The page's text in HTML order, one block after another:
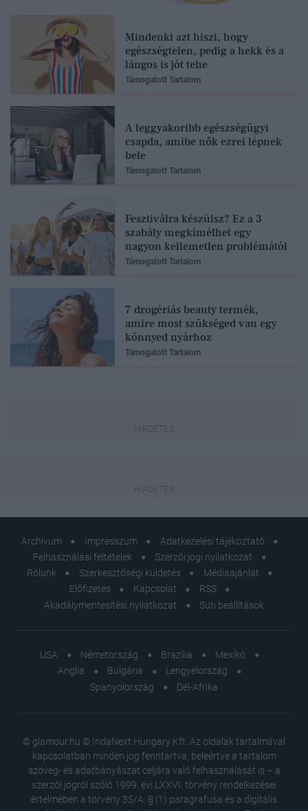
Mindenki azt hiszi, hogy
egészségtelen, pedig a hekk és a
lángos is jót tehe
Támogatott Tartalom
A leggyakoribb egészségügyi
csapda, amibe nők ezrei lépnek
bele
Támogatott Tartalom
Fesztiválra készülsz? Ez a 3
szabály megkímélhet egy
nagyon kellemetlen problémától
Támogatott Tartalom
7 drogériás beauty termék,
amire most szükséged van egy
könnyed nyárhoz
Támogatott Tartalom
Archívum Impresszum
Adatkezelési tájékoztató
Felhasználási feltételek
Szerzői jogi nyilatkozat
Rólunk
Szerkesztőségi küldetés
Médiaajánlat
Előfizetés
Kapcsolat
RSS
Akadálymentesítési nyilatkozat
Süti beállítások
USA Németország Brazília
Mexikó
Anglia
Bulgária
Lengyelország
Spanyolország
Dél-Afrika
© glamour.hu © IndaNext Hungary Kft. Az oldalak tartalmával
kapcsolatban minden jog fenntartva, beleértve a tartalom
szöveg- és adatbányászat céljára való felhasználását is – a
szerzői jogról szóló 1999. évi LXXVI. törvény rendelkezései
értelmében a törvény 35/A. § (1) paragrafusa és a digitális